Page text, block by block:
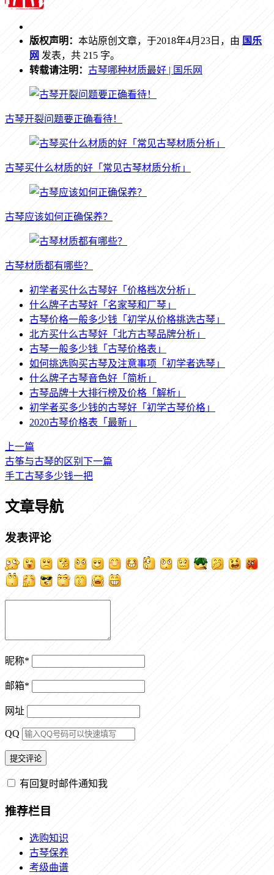
版权声明： 本站原创文章，于2018年4月23日，由 国乐
网 发表，共 215 字。
转载请注明： 古琴哪种材质最好 | 国乐网
古琴开裂问题要正确看待！
古琴买什么材质的好「常见古琴材质分析」
古琴应该如何正确保养？
古琴材质都有哪些？
初学者买什么古琴好「价格档次分析」
什么牌子古琴好「名家琴和厂琴」
古琴价格一般多少钱「初学从价格挑选古琴」
北方买什么古琴好「北方古琴品牌分析」
古琴一般多少钱「古琴价格表」
如何挑选购买古琴及注意事项「初学者选琴」
什么牌子古琴音色好「简析」
古琴品牌十大排行榜及价格「解析」
初学者买多少钱的古琴好「初学古琴价格」
2020古琴价格表「最新」
上一篇
古筝与古琴的区别 下一篇
手工古琴多少钱一把
文章导航
发表评论
昵称*
邮箱*
网址
QQ
有回复时邮件通知我
推荐栏目
选购知识
古琴保养
考级曲谱